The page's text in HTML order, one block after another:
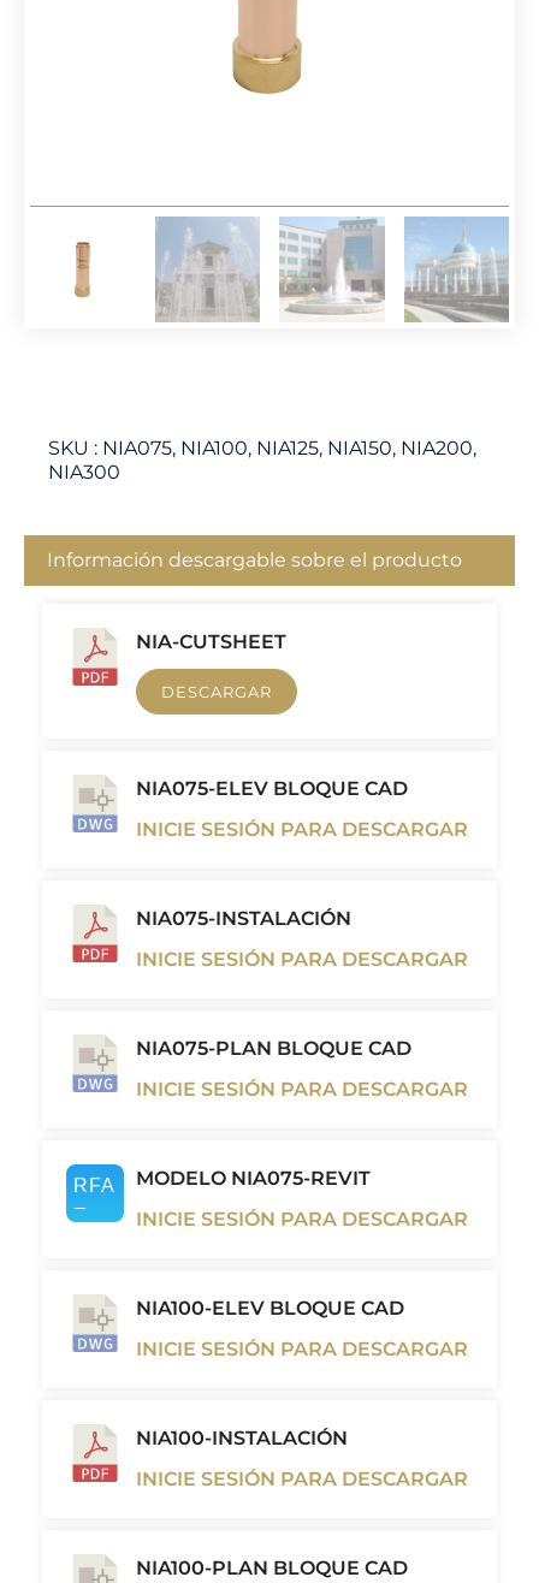
SKU : NIA075, NIA100, NIA125, NIA150, NIA200,
NIA300
Información descargable sobre el producto
NIA-CUTSHEET
DESCARGAR
NIA075-ELEV BLOQUE CAD
INICIE SESIÓN PARA DESCARGAR
NIA075-INSTALACIÓN
INICIE SESIÓN PARA DESCARGAR
NIA075-PLAN BLOQUE CAD
INICIE SESIÓN PARA DESCARGAR
MODELO NIA075-REVIT
INICIE SESIÓN PARA DESCARGAR
NIA100-ELEV BLOQUE CAD
INICIE SESIÓN PARA DESCARGAR
NIA100-INSTALACIÓN
INICIE SESIÓN PARA DESCARGAR
NIA100-PLAN BLOQUE CAD